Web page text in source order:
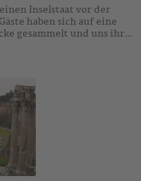
Inselstaat vor der
haben sich auf eine
gesammelt und uns ihre